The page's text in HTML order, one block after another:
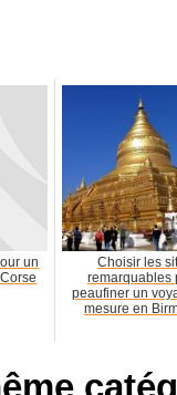
un
Choisir les
remarquables
peaufiner un
mesure en